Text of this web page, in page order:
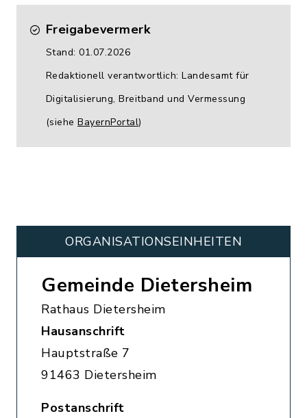
Freigabevermerk
Stand: 01.07.2026
Redaktionell verantwortlich: Landesamt für
Digitalisierung, Breitband und Vermessung
(siehe BayernPortal)
ORGANISATIONS­EINHEITEN
Gemeinde Dietersheim
Rathaus Dietersheim
Hausanschrift
Hauptstraße 7
91463 Dietersheim
Postanschrift